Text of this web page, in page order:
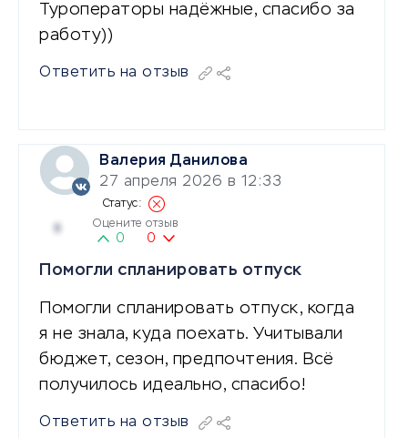
Туроператоры надёжные, спасибо за
работу))
Ответить на отзыв
Валерия Данилова
27 апреля 2026 в 12:33
Оцените отзыв
0 0
Помогли спланировать отпуск
Помогли спланировать отпуск, когда
я не знала, куда поехать. Учитывали
бюджет, сезон, предпочтения. Всё
получилось идеально, спасибо!
Ответить на отзыв